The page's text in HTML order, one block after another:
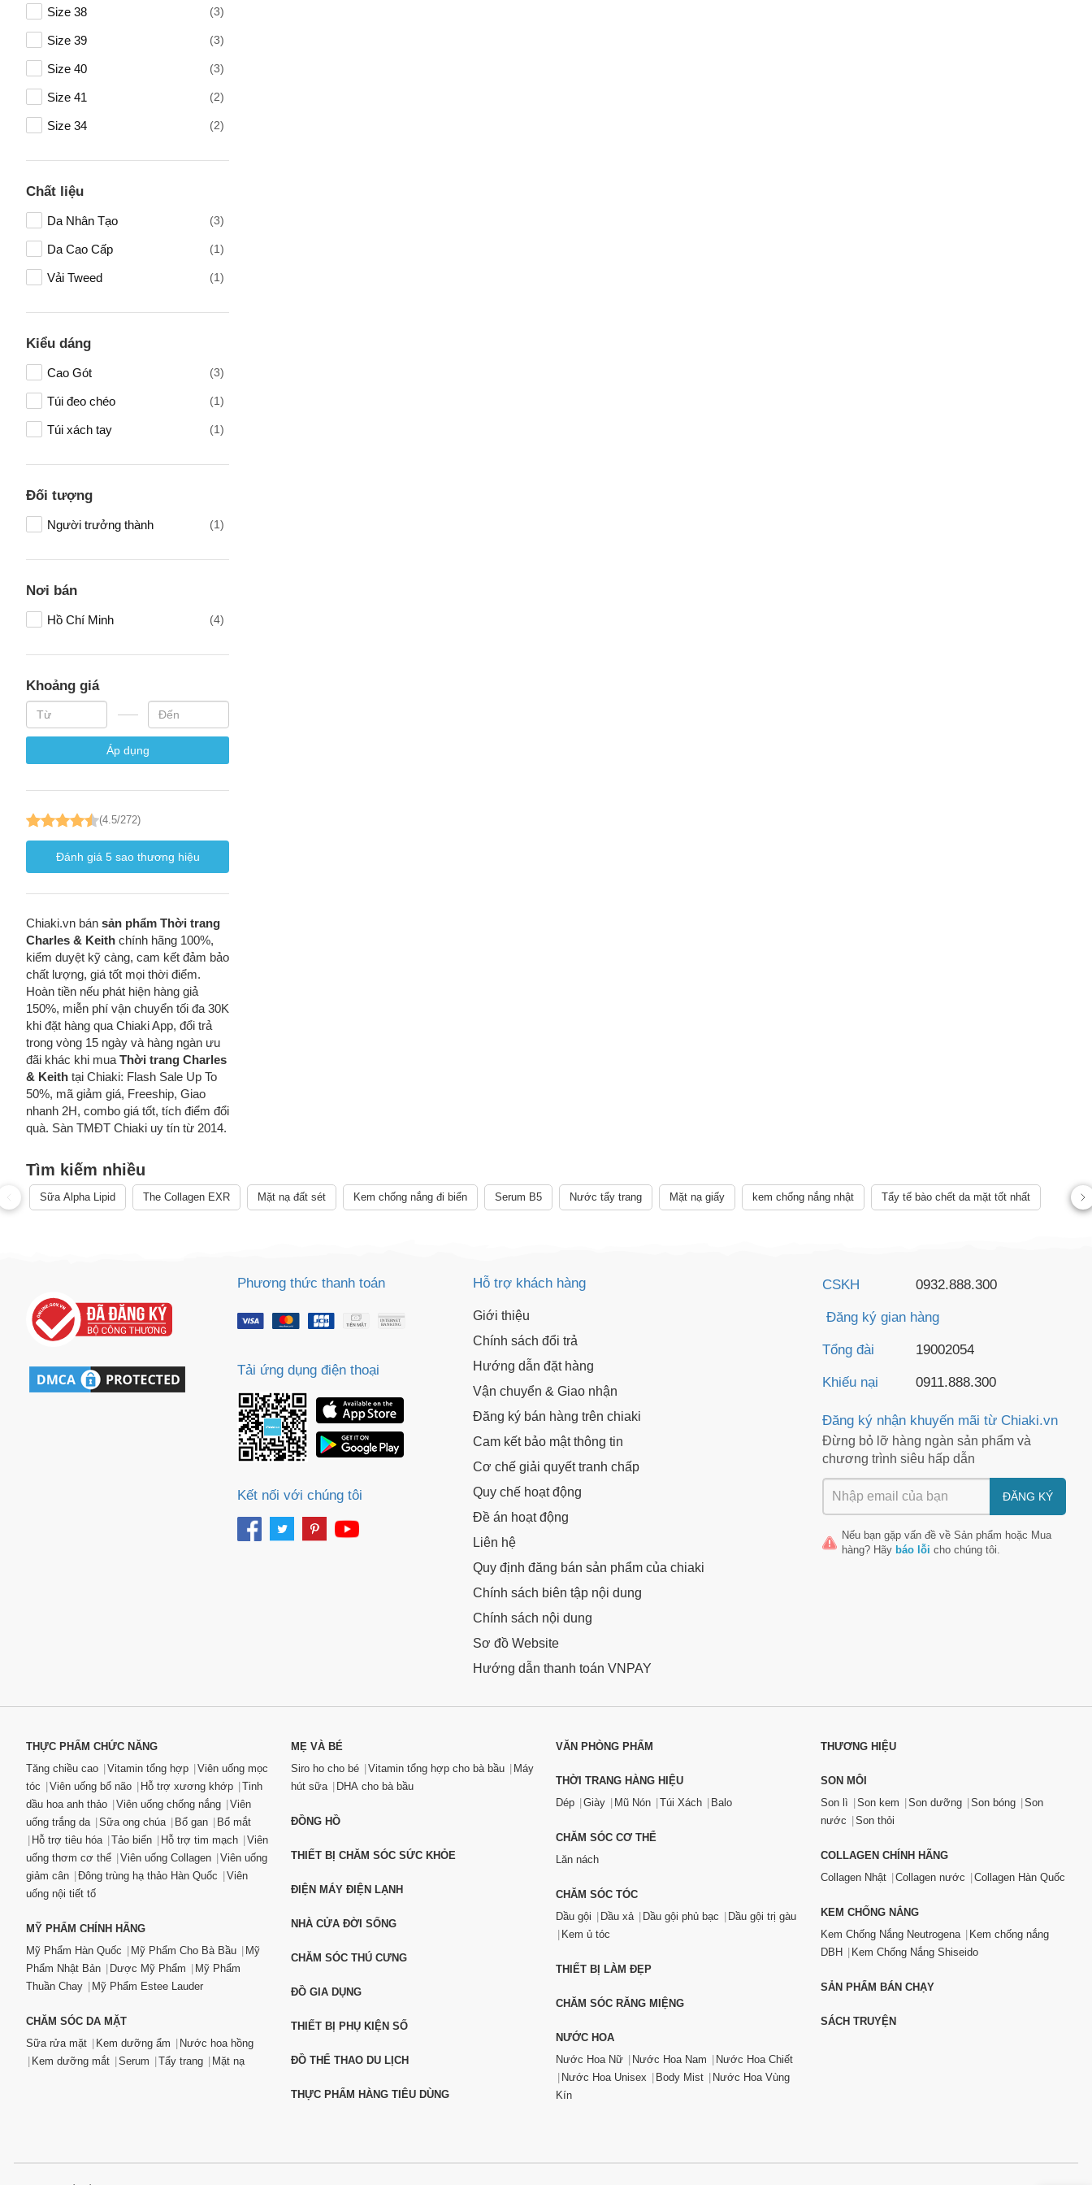
Size 38 (3)
Size 39 (3)
Size 40 (3)
Size 41 (2)
Size 34 (2)
Chất liệu
Da Nhân Tạo (3)
Da Cao Cấp (1)
Vải Tweed (1)
Kiểu dáng
Cao Gót (3)
Túi đeo chéo (1)
Túi xách tay (1)
Đối tượng
Người trưởng thành (1)
Nơi bán
Hồ Chí Minh (4)
Khoảng giá
Áp dụng
(4.5/272)
Đánh giá 5sao thương hiệu
Chiaki.vn bán sản phẩm Thời trang
Charles & Keith chính hãng 100%,
kiểm duyệt kỹ càng, cam kết đảm bảo
chất lượng, giá tốt mọi thời điểm.
Hoàn tiền nếu phát hiện hàng giả
150%, miễn phí vận chuyển tối đa 30K
khi đặt hàng qua Chiaki App, đổi trả
trong vòng 15 ngày và hàng ngàn ưu
đãi khác khi mua Thời trang Charles
& Keith tại Chiaki: Flash Sale Up To
50%, mã giảm giá, Freeship, Giao
nhanh 2H, combo giá tốt, tích điểm đổi
quà. Sàn TMĐT Chiaki uy tín từ 2014.
Tìm kiếm nhiều
Sữa Alpha Lipid The Collagen EXR Mặt nạ đất sét Kem chống nắng đi biển Serum B5 Nước tẩy trang Mặt nạ giấy kem chống nắng nhật Tẩy tế bào chết da mặt tốt nhất
Phương thức thanh toán
Tải ứng dụng điện thoại
Kết nối với chúng tôi
Hỗ trợ khách hàng
Giới thiệu
Chính sách đổi trả
Hướng dẫn đặt hàng
Vận chuyển & Giao nhận
Đăng ký bán hàng trên chiaki
Cam kết bảo mật thông tin
Cơ chế giải quyết tranh chấp
Quy chế hoạt động
Đề án hoạt động
Liên hệ
Quy định đăng bán sản phẩm của chiaki
Chính sách biên tập nội dung
Chính sách nội dung
Sơ đồ Website
Hướng dẫn thanh toán VNPAY
CSKH 0932.888.300
Đăng ký gian hàng
Tổng đài 19002054
Khiếu nại 0911.888.300
Đăng ký nhận khuyến mãi từ Chiaki.vn
Đừng bỏ lỡ hàng ngàn sản phẩm và
chương trình siêu hấp dẫn
ĐĂNG KÝ
Nếu bạn gặp vấn đề về Sản phẩm hoặc Mua
hàng? Hãy báo lỗi cho chúng tôi.
THỰC PHẨM CHỨC NĂNG
Tăng chiều cao
Vitamin tổng hợp
Viên uống mọc
tóc
Viên uống bổ não Hỗ trợ xương khớp
Tinh
dầu hoa anh thảo
Viên uống chống nắng
Viên
uống trắng da
Sữa ong chúa Bổ gan
Bổ mắt
Hỗ trợ tiêu hóa
Tảo biển Hỗ trợ tim mạch
Viên
uống thơm cơ thể
Viên uống Collagen
Viên uống
giảm cân
Đông trùng hạ thảo Hàn Quốc
Viên
uống nội tiết tố
MỸ PHẨM CHÍNH HÃNG
Mỹ Phẩm Hàn Quốc
Mỹ Phẩm Cho Bà Bầu
Mỹ
Phẩm Nhật Bản
Dược Mỹ Phẩm
Mỹ Phẩm
Thuần Chay
Mỹ Phẩm Estee Lauder
CHĂM SÓC DA MẶT
Sữa rửa mặt
Kem dưỡng ẩm
Nước hoa hồng
Kem dưỡng mắt
Serum Tẩy trang Mặt nạ
MẸ VÀ BÉ
Siro ho cho bé
Vitamin tổng hợp cho bà bầu
Máy
hút sữa
DHA cho bà bầu
ĐỒNG HỒ
THIẾT BỊ CHĂM SÓC SỨC KHỎE
ĐIỆN MÁY ĐIỆN LẠNH
NHÀ CỬA ĐỜI SỐNG
CHĂM SÓC THÚ CƯNG
ĐỒ GIA DỤNG
THIẾT BỊ PHỤ KIỆN SỐ
ĐỒ THỂ THAO DU LỊCH
THỰC PHẨM HÀNG TIÊU DÙNG
VĂN PHÒNG PHẨM
THỜI TRANG HÀNG HIỆU
Dép
Giày Mũ Nón Túi Xách Balo
CHĂM SÓC CƠ THỂ
Lăn nách
CHĂM SÓC TÓC
Dầu gội
Dầu xả Dầu gội phủ bạc
Dầu gội trị gàu
Kem ủ tóc
THIẾT BỊ LÀM ĐẸP
CHĂM SÓC RĂNG MIỆNG
NƯỚC HOA
Nước Hoa Nữ
Nước Hoa Nam
Nước Hoa Chiết
Nước Hoa Unisex
Body Mist
Nước Hoa Vùng
Kín
THƯƠNG HIỆU
SON MÔI
Son lì
Son kem Son dưỡng Son bóng
Son
nước
Son thỏi
COLLAGEN CHÍNH HÃNG
Collagen Nhật
Collagen nước Collagen Hàn Quốc
KEM CHỐNG NẮNG
Kem Chống Nắng Neutrogena
Kem chống nắng
DBH
Kem Chống Nắng Shiseido
SẢN PHẨM BÁN CHẠY
SÁCH TRUYỆN